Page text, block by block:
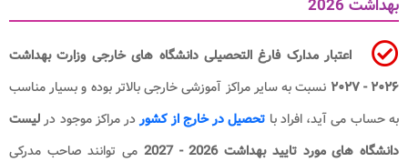
بهداشت 2026
اعتبار مدارک فارغ التحصیلی دانشگاه های خارجی وزارت بهداشت
۲۰۲۶ - ۲۰۲۷
نسبت به سایر مراکز آموزشی خارجی بالاتر بوده و بسیار مناسب
به حساب می آید، افراد با تحصیل در خارج از کشوردر مراکز موجود درلیست
دانشگاه های مورد تایید بهداشت 2026 - 2027
می توانند صاحب مدرکی